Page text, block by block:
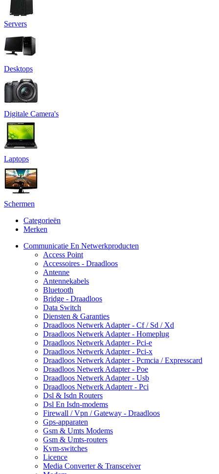
Servers
Desktops
Digitale Camera's
Laptops
Schermen
Categorieën
Merken
Communicatie En Netwerkproducten
Access Point
Accessoires - Draadloos
Antenne
Antennekabels
Bluetooth
Bridge - Draadloos
Data Switch
Diensten & Garanties
Draadloos Netwerk Adapter - Cf / Sd / Xd
Draadloos Netwerk Adapter - Homeplug
Draadloos Netwerk Adapter - Pci-e
Draadloos Netwerk Adapter - Pci-x
Draadloos Netwerk Adapter - Pcmcia / Expresscard
Draadloos Netwerk Adapter - Poe
Draadloos Netwerk Adapter - Usb
Draadloos Netwerk Adapterr - Pci
Dsl & Isdn Routers
Dsl En Isdn-modems
Firewall / Vpn / Gateway - Draadloos
Gps-apparaten
Gsm & Umts Modems
Gsm & Umts-routers
Kvm-switches
Licence
Media Converter & Transceiver